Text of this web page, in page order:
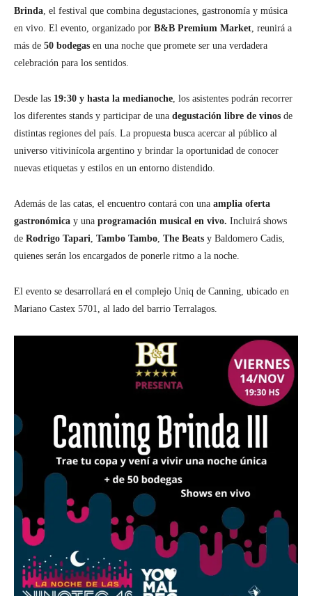
Brinda, el festival que combina degustaciones, gastronomía y música
en vivo. El evento, organizado por B&B Premium Market, reunirá a
más de 50 bodegas en una noche que promete ser una verdadera
celebración para los sentidos.
Desde las 19:30 y hasta la medianoche, los asistentes podrán recorrer
los diferentes stands y participar de una degustación libre de vinos de
distintas regiones del país. La propuesta busca acercar al público al
universo vitivinícola argentino y brindar la oportunidad de conocer
nuevas etiquetas y estilos en un entorno distendido.
Además de las catas, el encuentro contará con una amplia oferta
gastronómica y una programación musical en vivo. Incluirá shows
de Rodrigo Tapari, Tambo Tambo, The Beats y Baldomero Cadis,
quienes serán los encargados de ponerle ritmo a la noche.
El evento se desarrollará en el complejo Uniq de Canning, ubicado en
Mariano Castex 5701, al lado del barrio Terralagos.